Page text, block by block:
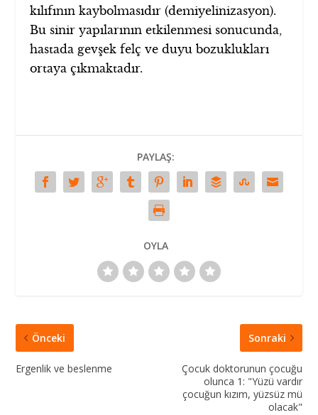
kılıfının kaybolmasıdır (demiyelinizasyon).
Bu sinir yapılarının etkilenmesi sonucunda,
hastada gevşek felç ve duyu bozuklukları
ortaya çıkmaktadır.
PAYLAŞ:
OYLA
Önceki
Ergenlik ve beslenme
Sonraki
Çocuk doktorunun çocuğu
olunca 1: "Yüzü vardır
çocuğun kızım, yüzsüz mü
olacak"